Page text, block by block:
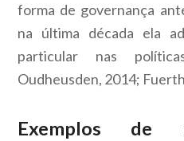
forma de governança
na última década ela
particular nas
Oudheusden, 2014;
Exemplos de